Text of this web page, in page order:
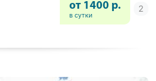
от 1400 р.
в сутки